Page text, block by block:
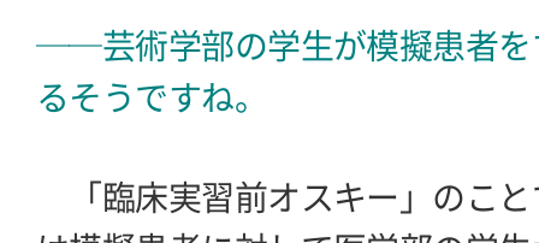
──芸術学部の学生が模擬患者を
るそうですね。
「臨床実習前オスキー」のこと